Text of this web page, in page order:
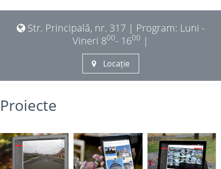
Str. Principală, nr. 317 | Program: Luni -
Vineri 800- 1600 |
Locație
Proiecte